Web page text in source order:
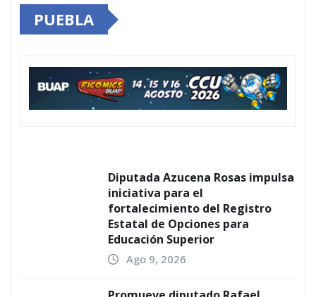
PUEBLA
Diputada Azucena Rosas impulsa
iniciativa para el
fortalecimiento del Registro
Estatal de Opciones para
Educación Superior
Ago 9, 2026